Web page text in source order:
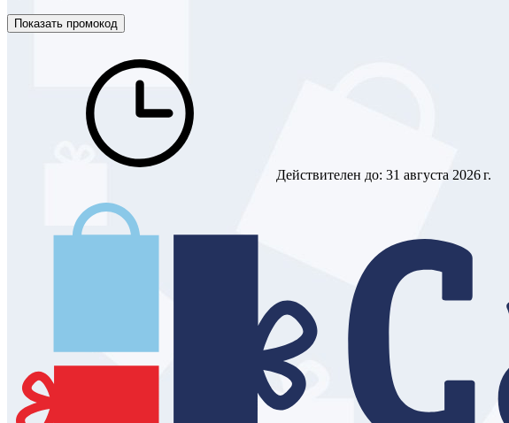
Показать промокод
Действителен до: 31 августа 2026 г.